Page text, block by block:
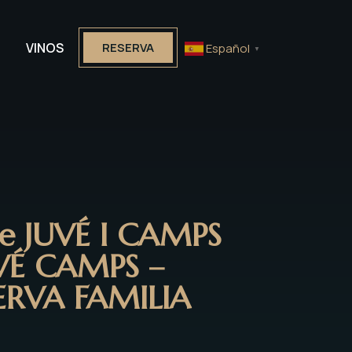
VINOS RESERVA Español ▼
JUVÉ I CAMPS
CAMPS –
FAMILIA